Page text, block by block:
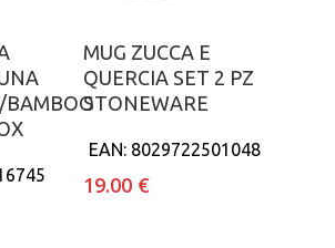
BAMBOO
Aggiungi al carrello
MUG ZUCCA E
QUERCIA SET 2 PZ
STONEWARE
EAN: 8029722501048
19.00 €